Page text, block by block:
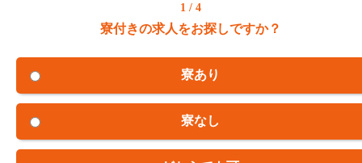
1 / 4
寮付きの求人をお探しですか？
寮あり
寮なし